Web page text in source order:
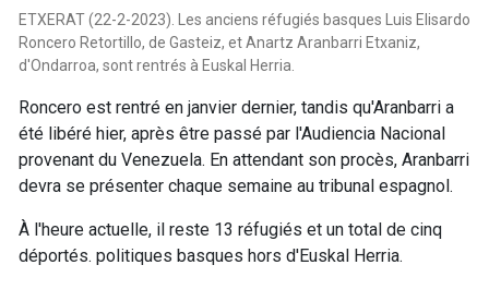
ETXERAT (22-2-2023). Les anciens réfugiés basques Luis Elisardo
Roncero Retortillo, de Gasteiz, et Anartz Aranbarri Etxaniz,
d'Ondarroa, sont rentrés à Euskal Herria.
Roncero est rentré en janvier dernier, tandis qu'Aranbarri a
été libéré hier, après être passé par l'Audiencia Nacional
provenant du Venezuela. En attendant son procès, Aranbarri
devra se présenter chaque semaine au tribunal espagnol.
À l'heure actuelle, il reste 13 réfugiés et un total de cinq
déportés. politiques basques hors d'Euskal Herria.